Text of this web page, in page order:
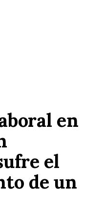
en
el
de un